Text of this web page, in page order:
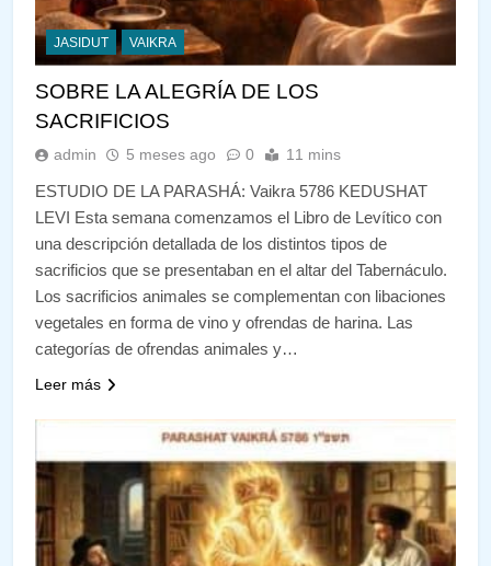
JASIDUT VAIKRA
SOBRE LA ALEGRÍA DE LOS
SACRIFICIOS
admin 5 meses ago 0 11 mins
ESTUDIO DE LA PARASHÁ: Vaikra 5786 KEDUSHAT
LEVI Esta semana comenzamos el Libro de Levítico con
una descripción detallada de los distintos tipos de
sacrificios que se presentaban en el altar del Tabernáculo.
Los sacrificios animales se complementan con libaciones
vegetales en forma de vino y ofrendas de harina. Las
categorías de ofrendas animales y…
Leer más